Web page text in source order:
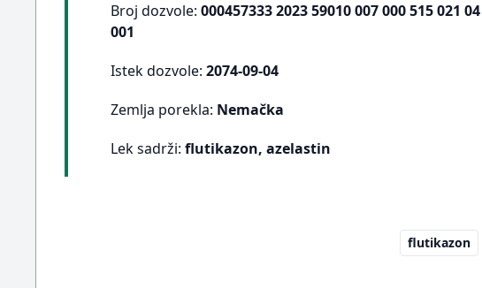
Broj dozvole: 000457333 2023 59010 007 000 515 021 04
001
Istek dozvole: 2074-09-04
Zemlja porekla: Nemačka
Lek sadrži: flutikazon, azelastin
flutikazon